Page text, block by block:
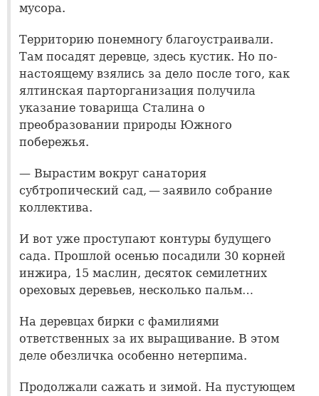
мусора.
Территорию понемногу благоустраивали.
Там посадят деревце, здесь кустик. Но по-
настоящему взялись за дело после того, как
ялтинская парторганизация получила
указание товарища Сталина о
преобразовании природы Южного
побережья.
— Вырастим вокруг санатория
субтропический сад, — заявило собрание
коллектива.
И вот уже проступают контуры будущего
сада. Прошлой осенью посадили 30 корней
инжира, 15 маслин, десяток семилетних
ореховых деревьев, несколько пальм…
На деревцах бирки с фамилиями
ответственных за их выращивание. В этом
деле обезличка особенно нетерпима.
Продолжали сажать и зимой. На пустующем